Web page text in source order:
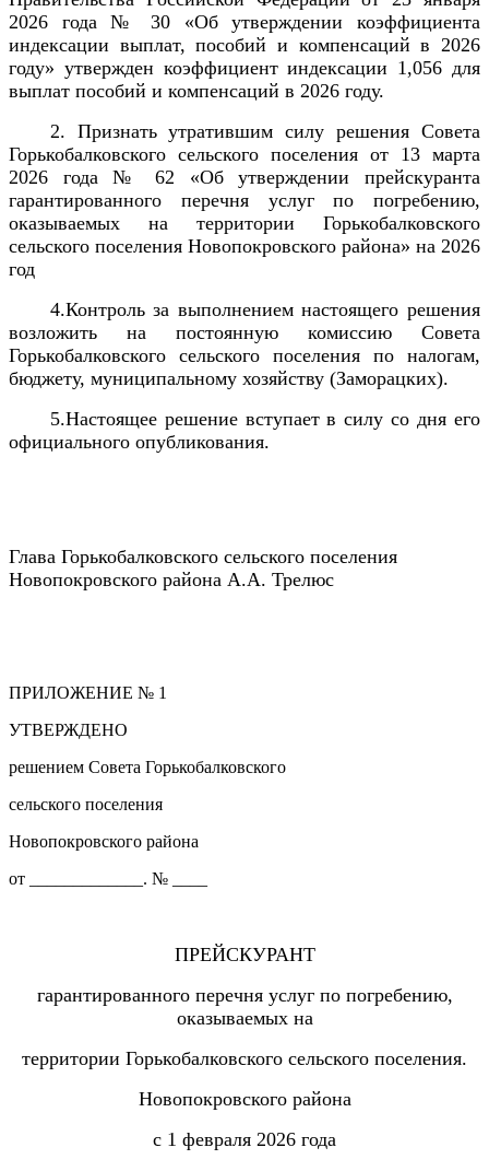
2026 года № 30 «Об утверждении коэффициента
индексации выплат, пособий и компенсаций в 2026
году» утвержден коэффициент индексации 1,056 для
выплат пособий и компенсаций в 2026 году.
2. Признать утратившим силу решения Совета
Горькобалковского сельского поселения от 13 марта
2026 года № 62 «Об утверждении прейскуранта
гарантированного перечня услуг по погребению,
оказываемых на территории Горькобалковского
сельского поселения Новопокровского района» на 2026
год
4.Контроль за выполнением настоящего решения
возложить на постоянную комиссию Совета
Горькобалковского сельского поселения по налогам,
бюджету, муниципальному хозяйству (Заморацких).
5.Настоящее решение вступает в силу со дня его
официального опубликования.
Глава Горькобалковского сельского поселения
Новопокровского района А.А. Трелюс
ПРИЛОЖЕНИЕ № 1
УТВЕРЖДЕНО
решением Совета Горькобалковского
сельского поселения
Новопокровского района
от _____________. № ____
ПРЕЙСКУРАНТ
гарантированного перечня услуг по погребению,
оказываемых на
территории Горькобалковского сельского поселения.
Новопокровского района
с 1 февраля 2026 года